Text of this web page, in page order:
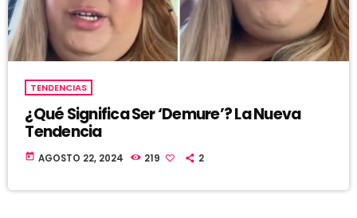
TENDENCIAS
¿Qué Significa Ser ‘Demure’? La Nueva
Tendencia
today AGOSTO 22, 2024 219 2